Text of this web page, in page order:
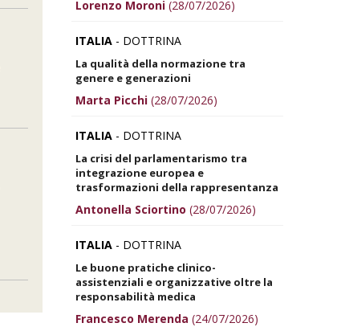
Lorenzo Moroni (28/07/2026)
ITALIA - DOTTRINA
La qualità della normazione tra
genere e generazioni
Marta Picchi (28/07/2026)
ITALIA - DOTTRINA
La crisi del parlamentarismo tra
integrazione europea e
trasformazioni della rappresentanza
Antonella Sciortino (28/07/2026)
ITALIA - DOTTRINA
Le buone pratiche clinico-
assistenziali e organizzative oltre la
responsabilità medica
Francesco Merenda (24/07/2026)